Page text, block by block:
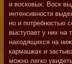
и восковых. Воск
интенсивности
но и потребностью
выступает у них на
находящихся на
кармашках и
можно легко